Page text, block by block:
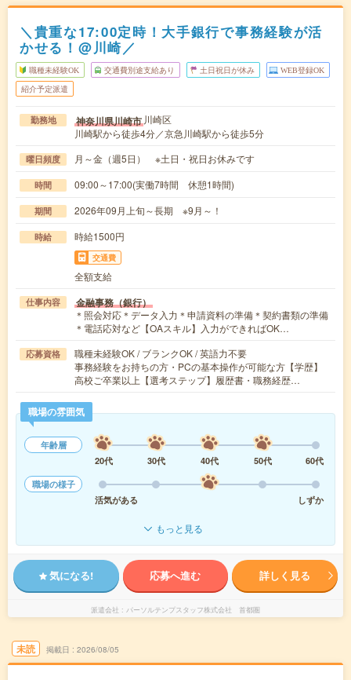
＼貴重な17:00定時！大手銀行で事務経験が活
かせる！@川崎／
職種未経験OK 交通費別途支給あり 土日祝日が休み WEB登録OK
紹介予定派遣
勤務地 神奈川県川崎市 川崎区
川崎駅から徒歩4分／京急川崎駅から徒歩5分
曜日頻度 月～金（週5日） ※土日・祝日お休みです
時間 09:00～17:00(実働7時間 休憩1時間)
期間 2026年09月上旬～長期 ※9月～！
時給 時給1500円
交通費
全額支給
仕事内容 金融事務（銀行）
＊照会対応＊データ入力＊申請資料の準備＊契約書類の準備
＊電話応対など【OAスキル】入力ができればOK…
応募資格
職種未経験OK / ブランクOK / 英語力不要
事務経験をお持ちの方・PCの基本操作が可能な方【学歴】
高校ご卒業以上【選考ステップ】履歴書・職務経歴…
職場の雰囲気
年齢層
20代
30代 40代 50代
60代
職場の様子
活気がある
しずか
もっと見る
気になる! 応募へ進む 詳しく見る
派遣会社 パーソルテンプスタッフ株式会社 首都圏
未読 掲載日 2026/08/05